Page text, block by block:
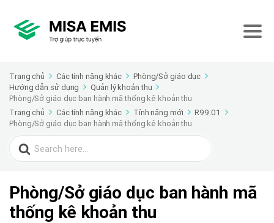
Trang chủ Các tính năng khác
Phòng/Sở giáo dục
Hướng dẫn sử dụng
Quản lý khoản thu
Phòng/Sở giáo dục ban hành mã thống kê khoản thu
Trang chủ
Các tính năng khác Tính năng mới
R99.01
Phòng/Sở giáo dục ban hành mã thống kê khoản thu
Search
for:
Phòng/Sở giáo dục ban hành mã
thống kê khoản thu